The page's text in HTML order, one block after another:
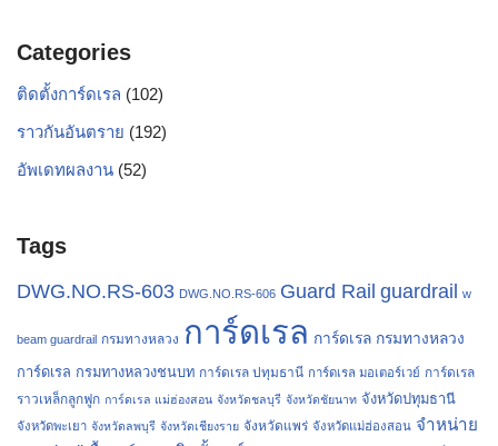
Categories
ติดตั้งการ์ดเรล (102)
ราวกันอันตราย (192)
อัพเดทผลงาน (52)
Tags
DWG.NO.RS-603 DWG.NO.RS-606 Guard Rail guardrail w
beam guardrail กรมทางหลวง การ์ดเรล การ์ดเรล กรมทางหลวง
การ์ดเรล กรมทางหลวงชนบท การ์ดเรล ปทุมธานี การ์ดเรล มอเตอร์เวย์ การ์ดเรล
ราวเหล็กลูกฟูก การ์ดเรล แม่ฮ่องสอน จังหวัดชลบุรี จังหวัดชัยนาท จังหวัดปทุมธานี
จังหวัดพะเยา จังหวัดลพบุรี จังหวัดเชียงราย จังหวัดแพร่ จังหวัดแม่ฮ่องสอน จำหน่าย